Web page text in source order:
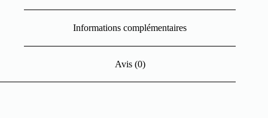
Informations complémentaires
Avis (0)